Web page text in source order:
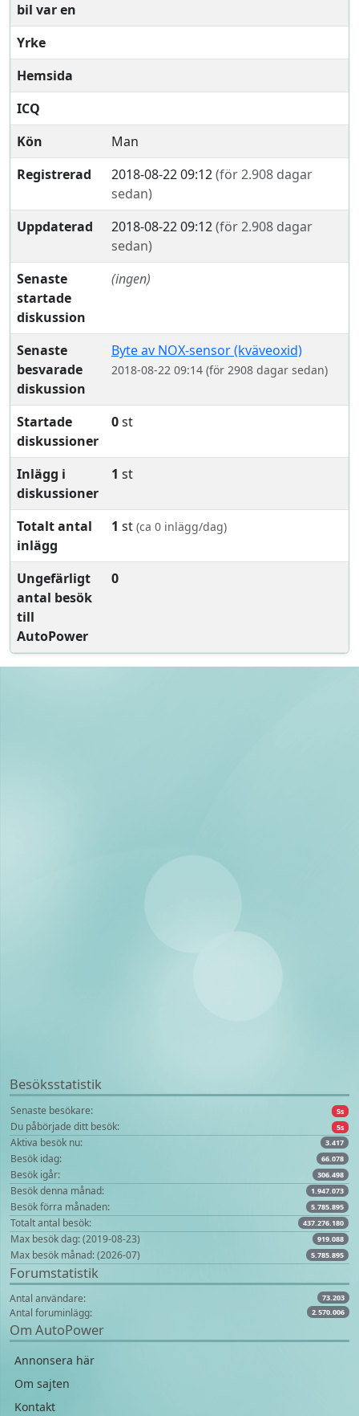
bil var en
Yrke
Hemsida
ICQ
Kön
Man
Registrerad
2018-08-22 09:12(för 2.908 dagar
sedan)
Uppdaterad
2018-08-22 09:12(för 2.908 dagar
sedan)
Senaste
startade
diskussion
(ingen)
Senaste
besvarade
diskussion
Byte av NOX-sensor (kväveoxid)
2018-08-22 09:14 (för 2908 dagar sedan)
Startade
diskussioner
0st
Inlägg i
diskussioner
1 st
Totalt antal
inlägg
1 st (ca 0 inlägg/dag)
Ungefärligt
antal besök
till
AutoPower
0
Besöksstatistik
Senaste besökare: 5s
Du påbörjade ditt besök: 5s
Aktiva besök nu: 3.417
Besök idag: 66.078
Besök igår: 306.498
Besök denna månad: 1.947.073
Besök förra månaden: 5.785.895
Totalt antal besök: 437.276.180
Max besök dag: (2019-08-23) 919.088
Max besök månad: (2026-07) 5.785.895
Forumstatistik
Antal användare: 73.203
Antal foruminlägg: 2.570.006
Om AutoPower
Annonsera här
Om sajten
Kontakt